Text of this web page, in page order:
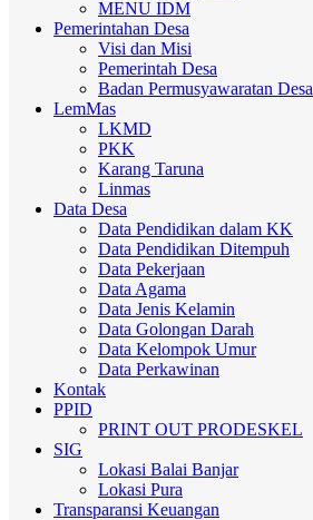
MENU IDM
Pemerintahan Desa
Visi dan Misi
Pemerintah Desa
Badan Permusyawaratan Desa
LemMas
LKMD
PKK
Karang Taruna
Linmas
Data Desa
Data Pendidikan dalam KK
Data Pendidikan Ditempuh
Data Pekerjaan
Data Agama
Data Jenis Kelamin
Data Golongan Darah
Data Kelompok Umur
Data Perkawinan
Kontak
PPID
PRINT OUT PRODESKEL
SIG
Lokasi Balai Banjar
Lokasi Pura
Transparansi Keuangan